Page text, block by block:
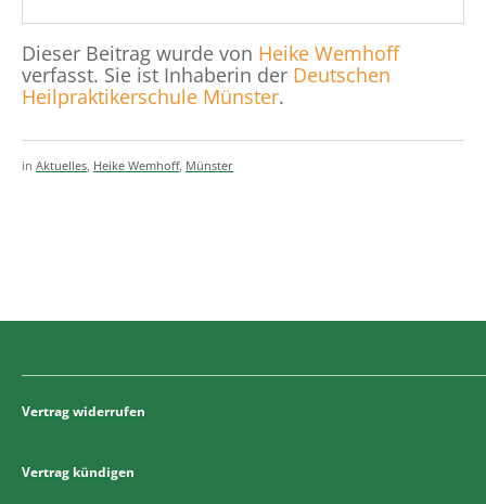
Dieser Beitrag wurde von Heike Wemhoff
verfasst. Sie ist Inhaberin der Deutschen
Heilpraktikerschule Münster.
in Aktuelles Heike Wemhoff, Münster
Vertrag widerrufen
Vertrag kündigen